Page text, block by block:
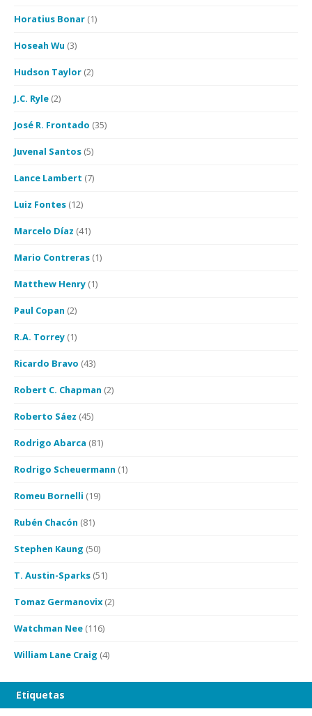
Horatius Bonar (1)
Hoseah Wu (3)
Hudson Taylor (2)
J.C. Ryle (2)
José R. Frontado (35)
Juvenal Santos (5)
Lance Lambert (7)
Luiz Fontes (12)
Marcelo Díaz (41)
Mario Contreras (1)
Matthew Henry (1)
Paul Copan (2)
R.A. Torrey (1)
Ricardo Bravo (43)
Robert C. Chapman (2)
Roberto Sáez (45)
Rodrigo Abarca (81)
Rodrigo Scheuermann (1)
Romeu Bornelli (19)
Rubén Chacón (81)
Stephen Kaung (50)
T. Austin-Sparks (51)
Tomaz Germanovix (2)
Watchman Nee (116)
William Lane Craig (4)
Etiquetas